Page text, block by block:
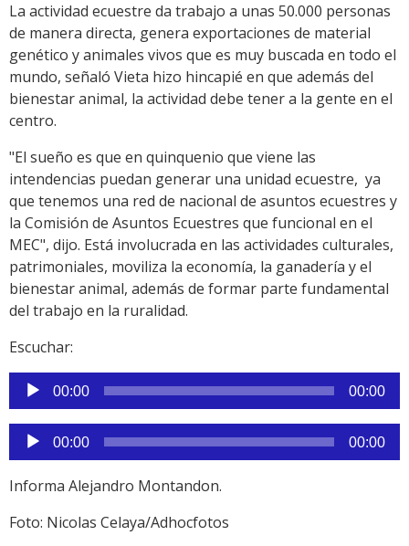
La actividad ecuestre da trabajo a unas 50.000 personas
de manera directa, genera exportaciones de material
genético y animales vivos que es muy buscada en todo el
mundo, señaló Vieta hizo hincapié en que además del
bienestar animal, la actividad debe tener a la gente en el
centro.
"El sueño es que en quinquenio que viene las
intendencias puedan generar una unidad ecuestre, ya
que tenemos una red de nacional de asuntos ecuestres y
la Comisión de Asuntos Ecuestres que funcional en el
MEC", dijo. Está involucrada en las actividades culturales,
patrimoniales, moviliza la economía, la ganadería y el
bienestar animal, además de formar parte fundamental
del trabajo en la ruralidad.
Escuchar:
Reproductor
de
audio
00:00 00:00
Reproductor
de
audio
00:00 00:00
Informa Alejandro Montandon.
Foto: Nicolas Celaya/Adhocfotos